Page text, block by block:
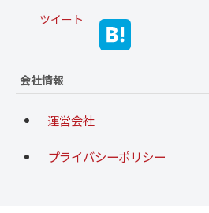
ツイート
会社情報
運営会社
プライバシーポリシー